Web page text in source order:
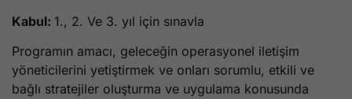
Kabul: 1., 2. Ve 3. yıl için sınavla
Programın amacı, geleceğin operasyonel iletişim
yöneticilerini yetiştirmek ve onları sorumlu, etkili ve
bağlı stratejiler oluşturma ve uygulama konusunda